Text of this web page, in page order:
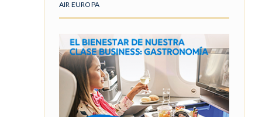
AIR EUROPA